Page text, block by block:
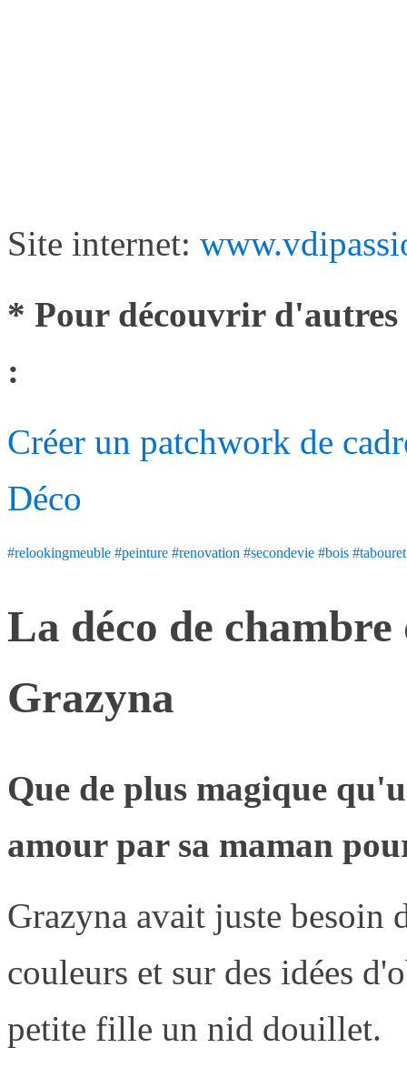
Site internet:
* Pour découvrir
:
Créer un patchwork de
Déco
#relookingmeuble #peinture #renovation #secondevie #bois #tabouret
La déco de
Grazyna
Que de plus magique
amour par sa maman
Grazyna avait juste besoin
couleurs et sur des idées
petite fille un nid douillet.